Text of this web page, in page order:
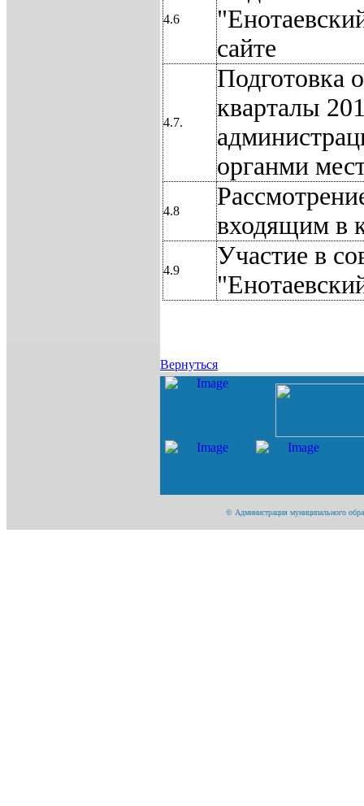
4.6
сайте
4.7.
Подготовка
кварталы
органми
4.8
входящим в
4.9
Участие в
Вернуться
© Администрация муниципального